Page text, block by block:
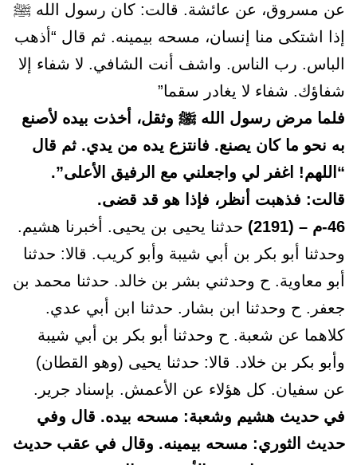
عن مسروق، عن عائشة. قالت: كان رسول الله ﷺ
إذا اشتكى منا إنسان، مسحه بيمينه. ثم قال “أذهب
الباس. رب الناس. واشف أنت الشافي. لا شفاء إلا
شفاؤك. شفاء لا يغادر سقما”
فلما مرض رسول الله ﷺ وثقل، أخذت بيده لأصنع
به نحو ما كان يصنع. فانتزع يده من يدي. ثم قال
“اللهم! اغفر لي واجعلني مع الرفيق الأعلى”.
قالت: فذهبت أنظر، فإذا هو قد قضى.
46-م – (2191)
حدثنا يحيى بن يحيى. أخبرنا هشيم.
وحدثنا أبو بكر بن أبي شيبة وأبو كريب. قالا: حدثنا
أبو معاوية. ح وحدثني بشر بن خالد. حدثنا محمد بن
جعفر. ح وحدثنا ابن بشار. حدثنا ابن أبي عدي.
كلاهما عن شعبة. ح وحدثنا أبو بكر بن أبي شيبة
وأبو بكر بن خلاد. قالا: حدثنا يحيى (وهو القطان)
عن سفيان. كل هؤلاء عن الأعمش. بإسناد جرير.
في حديث هشيم وشعبة: مسحه بيده. قال وفي
حديث الثوري: مسحه بيمينه. وقال في عقب حديث